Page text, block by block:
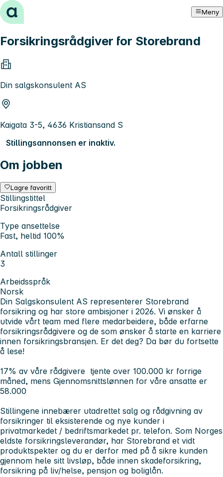
Hopp til innhold Meny
Forsikringsrådgiver for Storebrand
Din salgskonsulent AS
Kaigata 3-5, 4636 Kristiansand S
Stillingsannonsen er inaktiv.
Om jobben
Lagre favoritt
Stillingstittel
Forsikringsrådgiver
Type ansettelse
Fast, heltid 100%
Antall stillinger
3
Arbeidsspråk
Norsk
Din Salgskonsulent AS representerer Storebrand
forsikring og har store ambisjoner i 2026. Vi ønsker å
utvide vårt team med flere medarbeidere, både erfarne
forsikringsrådgivere og de som ønsker å starte en karriere
innen forsikringsbransjen. Er det deg? Da bør du fortsette
å lese!
17% av våre rådgivere tjente over 100.000 kr forrige
måned, mens Gjennomsnittslønnen for våre ansatte er
58.000
Stillingene innebærer utadrettet salg og rådgivning av
forsikringer til eksisterende og nye kunder i
privatmarkedet / bedriftsmarkedet pr. telefon. Som Norges
eldste forsikringsleverandør, har Storebrand et vidt
produktspekter og du er derfor med på å sikre kunden
gjennom hele sitt livsløp, både innen skadeforsikring,
forsikring på liv/helse, pensjon og boliglån.